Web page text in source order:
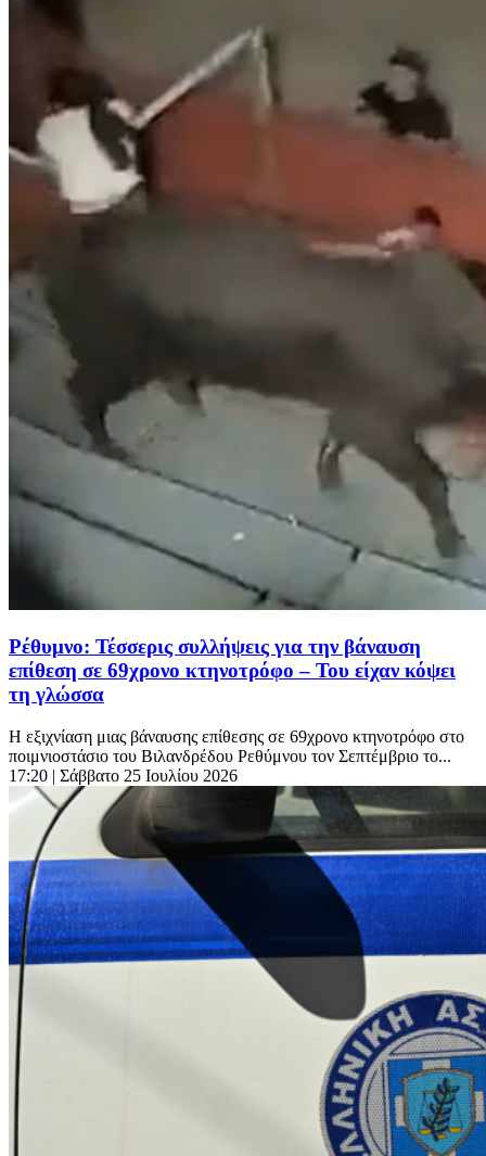
Ρέθυμνο: Τέσσερις συλλήψεις για την βάναυση
επίθεση σε 69χρονο κτηνοτρόφο – Του είχαν κόψει
τη γλώσσα
Η εξιχνίαση μιας βάναυσης επίθεσης σε 69χρονο κτηνοτρόφο στο
ποιμνιοστάσιο του Βιλανδρέδου Ρεθύμνου τον Σεπτέμβριο το...
17:20 | Σάββατο 25 Ιουλίου 2026